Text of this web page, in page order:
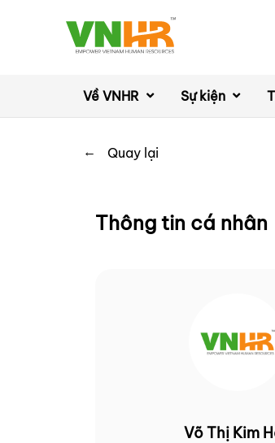
Về VNHR Sự kiện
← Quay lại
Thông tin cá nhân
Võ Thị Kim